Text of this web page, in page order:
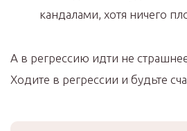
кандалами, хотя ничего
А в регрессию идти не
Ходите в регрессии и будьте